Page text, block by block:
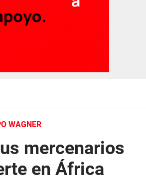
WAGNER
mercenarios
en África